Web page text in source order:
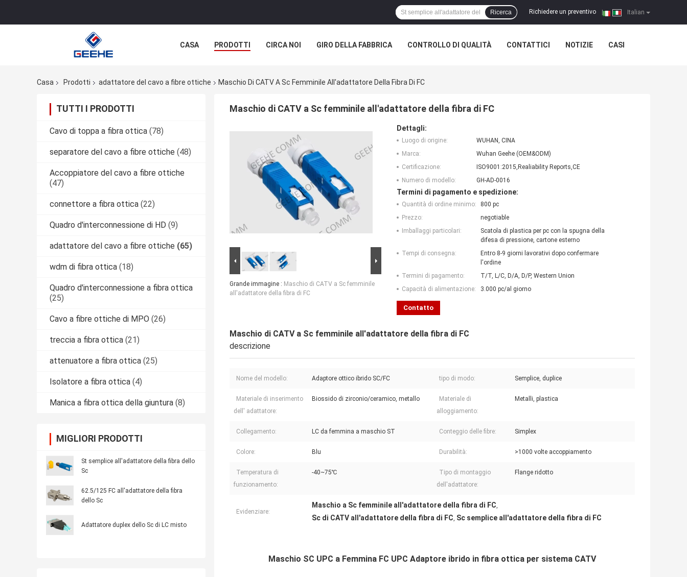
Italian
Richiedere un preventivo |
Ricerca
CASA PRODOTTI CIRCA NOI GIRO DELLA FABBRICA CONTROLLO DI QUALITÀ CONTATTICI NOTIZIE CASI
Casa Prodotti adattatore del cavo a fibre ottiche Maschio Di CATV A Sc Femminile All'adattatore Della Fibra Di FC
TUTTI I PRODOTTI
Cavo di toppa a fibra ottica (78)
separatore del cavo a fibre ottiche (48)
Accoppiatore del cavo a fibre ottiche
(47)
connettore a fibra ottica (22)
Quadro d'interconnessione di HD (9)
adattatore del cavo a fibre ottiche (65)
wdm di fibra ottica (18)
Quadro d'interconnessione a fibra ottica
(25)
Cavo a fibre ottiche di MPO (26)
treccia a fibra ottica (21)
attenuatore a fibra ottica (25)
Isolatore a fibra ottica (4)
Manica a fibra ottica della giuntura (8)
MIGLIORI PRODOTTI
St semplice all'adattatore della fibra dello
Sc
62.5/125 FC all'adattatore della fibra
dello Sc
Adattatore duplex dello Sc di LC misto
Maschio di CATV a Sc femminile all'adattatore della fibra di FC
Grande immagine : Maschio di CATV a Sc femminile
all'adattatore della fibra di FC
Dettagli:
Luogo di origine:
WUHAN, CINA
Marca:
Wuhan Geehe (OEM&ODM)
Certificazione:
ISO9001:2015,Realiability Reports,CE
Numero di modello:
GH-AD-0016
Termini di pagamento e spedizione:
Quantità di ordine minimo:
800 pc
Prezzo:
negotiable
Imballaggi particolari:
Scatola di plastica per pc con la spugna della
difesa di pressione, cartone esterno
Tempi di consegna:
Entro 8-9 giorni lavorativi dopo confermare
l'ordine
Termini di pagamento:
T/T, L/C, D/A, D/P, Western Union
Capacità di alimentazione:
3.000 pc/al giorno
Contatto
Maschio di CATV a Sc femminile all'adattatore della fibra di FC
descrizione
Nome del modello: Adaptore ottico ibrido SC/FC tipo di modo: Semplice, duplice
Materiale di inserimento
dell' adattatore:
Biossido di zirconio/ceramico, metallo
Materiale di
alloggiamento:
Metalli, plastica
Collegamento: LC da femmina a maschio ST Conteggio delle fibre: Simplex
Colore: Blu Durabilità: >1000 volte accoppiamento
Temperatura di
funzionamento:
-40~75℃
Tipo di montaggio
dell'adattatore:
Flange ridotto
Evidenziare:
Maschio a Sc femminile all'adattatore della fibra di FC,
Sc di CATV all'adattatore della fibra di FC, Sc semplice all'adattatore della fibra di FC
Maschio SC UPC a Femmina FC UPC Adaptore ibrido in fibra ottica per sistema CATV